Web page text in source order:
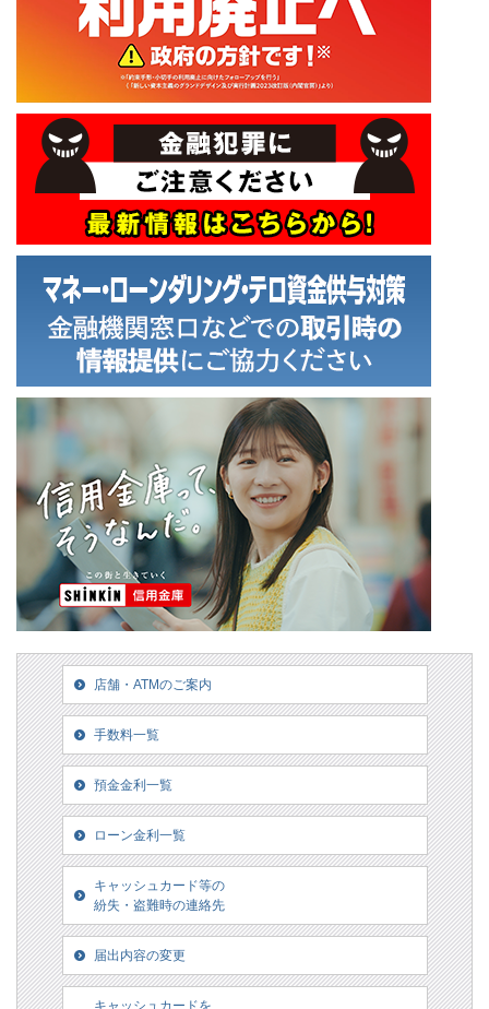
店舗・ATMのご案内
手数料一覧
預金金利一覧
ローン金利一覧
キャッシュカード等の
紛失・盗難時の連絡先
届出内容の変更
キャッシュカードを